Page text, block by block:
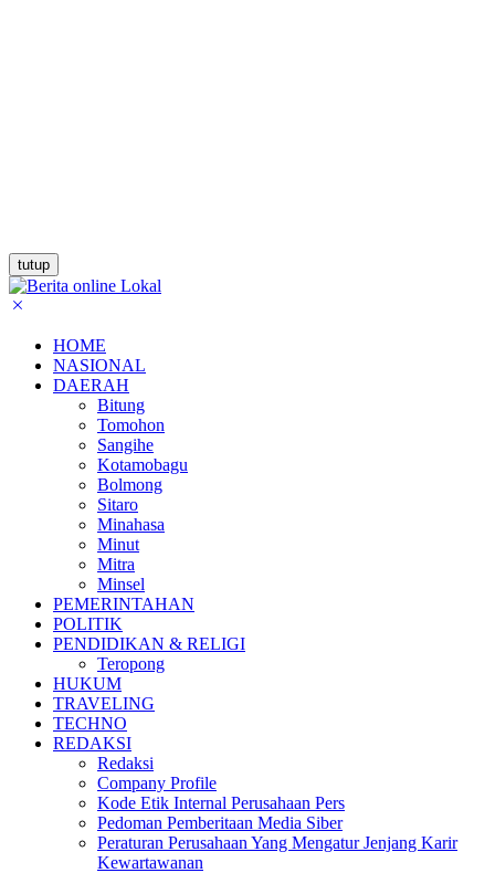
tutup
HOME
NASIONAL
DAERAH
Bitung
Tomohon
Sangihe
Kotamobagu
Bolmong
Sitaro
Minahasa
Minut
Mitra
Minsel
PEMERINTAHAN
POLITIK
PENDIDIKAN & RELIGI
Teropong
HUKUM
TRAVELING
TECHNO
REDAKSI
Redaksi
Company Profile
Kode Etik Internal Perusahaan Pers
Pedoman Pemberitaan Media Siber
Peraturan Perusahaan Yang Mengatur Jenjang Karir
Kewartawanan